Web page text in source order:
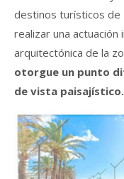
destinos turísticos
realizar una
arquitectónica de la
otorgue un punto
de vista paisajístico.